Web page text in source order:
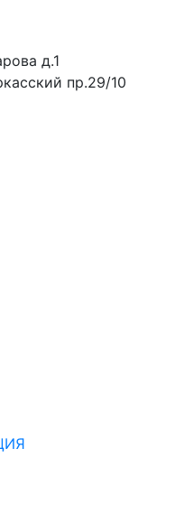
д.1
пр.29/10